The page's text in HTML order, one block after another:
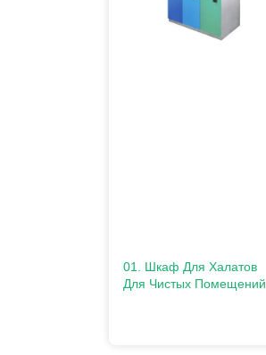
01. Шкаф Для Халатов
Для Чистых Помещений